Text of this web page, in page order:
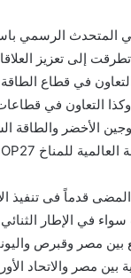
المتحدث الرسمي
إلى تعزيز
في قطاع
وكذا التعاون في
الأخضر والطاقة
قدماً فى تنفيذ
في الإطار
بين مصر وقبرص
بين مصر والاتحاد